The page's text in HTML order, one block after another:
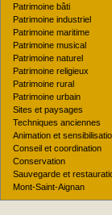
Patrimoine bâti
Patrimoine industriel
Patrimoine maritime
Patrimoine musical
Patrimoine naturel
Patrimoine religieux
Patrimoine rural
Patrimoine urbain
Sites et paysages
Techniques anciennes
Animation et
Conseil et coordination
Conservation
Sauvegarde et
Mont-Saint-Aignan